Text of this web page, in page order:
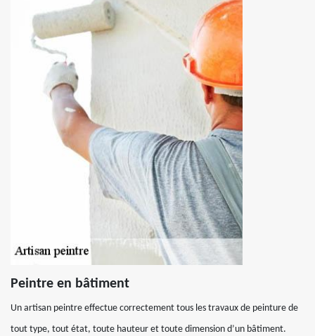
Peintre en bâtiment
Un artisan peintre effectue correctement tous les travaux de peinture de
tout type, tout état, toute hauteur et toute dimension d’un bâtiment.